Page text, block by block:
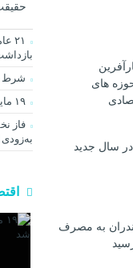
های
سال جدید
به مصرف
شرط
۱۹ ماینر غیرمجاز در مازندران از مدار خارج شد